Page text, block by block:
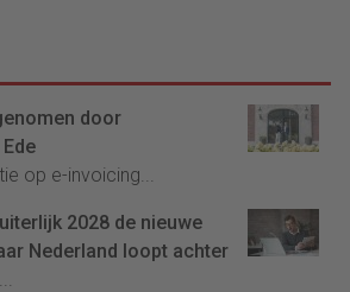
door
op e-invoicing...
2028 de nieuwe
Nederland loopt achter